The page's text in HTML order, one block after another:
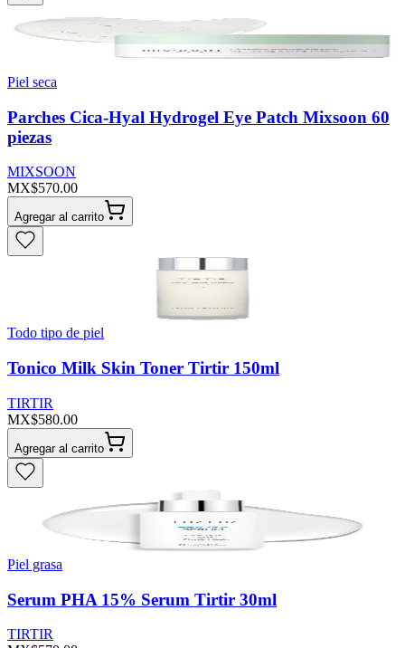
Piel seca
Parches Cica-Hyal Hydrogel Eye Patch Mixsoon 60
piezas
MIXSOON
MX$570.00
Agregar al carrito
Todo tipo de piel
Tonico Milk Skin Toner Tirtir 150ml
TIRTIR
MX$580.00
Agregar al carrito
Piel grasa
Serum PHA 15% Serum Tirtir 30ml
TIRTIR